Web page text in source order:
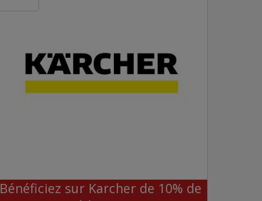
Bénéficiez sur Karcher de 10% de